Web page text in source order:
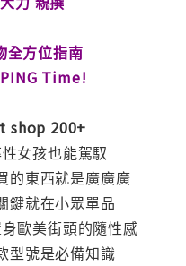
全方位指南
Time!
shop 200+
女孩也能駕馭
的東西就是廣廣廣
鍵就在小眾單品
歐美街頭的隨性感
型號是必備知識